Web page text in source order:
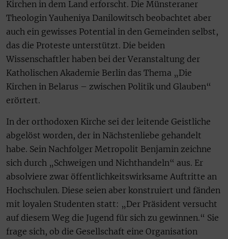
Kirchen in dem Land erforscht. Die Münsteraner
Theologin Yauheniya Danilowitsch beobachtet aber
auch ein gewisses Potential in den Gemeinden selbst,
das die Proteste unterstützt. Die beiden
Wissenschaftler haben bei der Veranstaltung der
Katholischen Akademie Berlin das Thema „Die
Kirchen in Belarus – zwischen Politik und Glauben“
erörtert.
In der orthodoxen Kirche sei der leitende Geistliche
abgelöst worden, der in Nächstenliebe gehandelt
habe. Sein Nachfolger Metropolit Benjamin zeichne
sich durch „Schweigen und Nichthandeln“ aus. Er
absolviere zwar öffentlichkeitswirksame Auftritte an
Hochschulen. Diese seien aber konstruiert und fänden
mit loyalen Studenten statt: „Der Präsident versucht
auf diesem Weg die Jugend für sich zu gewinnen.“ Sie
frage sich, ob die Gesellschaft eine Organisation